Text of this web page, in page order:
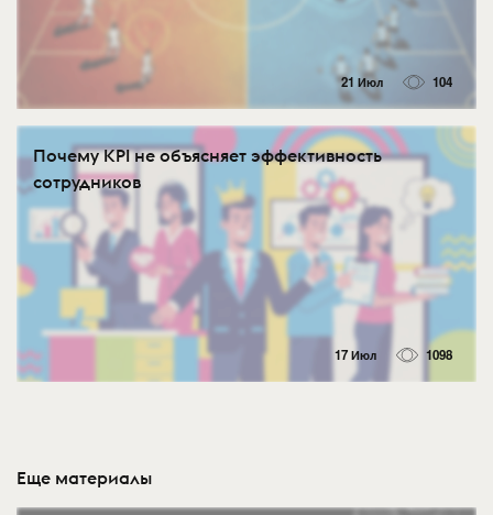
21 Июл 104
Почему KPI не объясняет эффективность
сотрудников
17 Июл 1098
Еще материалы